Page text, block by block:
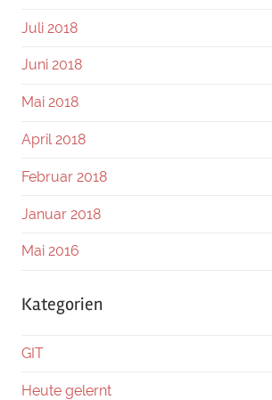
Juli 2018
Juni 2018
Mai 2018
April 2018
Februar 2018
Januar 2018
Mai 2016
Kategorien
GIT
Heute gelernt